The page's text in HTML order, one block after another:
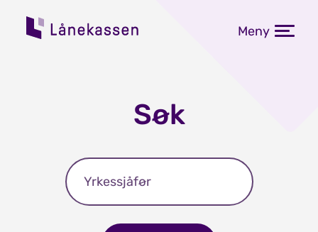
Meny
Søk
Søk